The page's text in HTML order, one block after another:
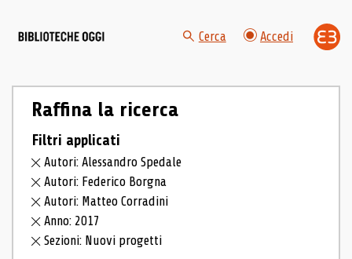
Cerca Accedi
Raffina la ricerca
Filtri applicati
Autori: Alessandro Spedale
Autori: Federico Borgna
Autori: Matteo Corradini
Anno: 2017
Sezioni: Nuovi progetti